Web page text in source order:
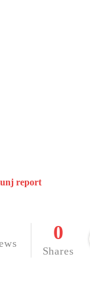
report
0
Shares